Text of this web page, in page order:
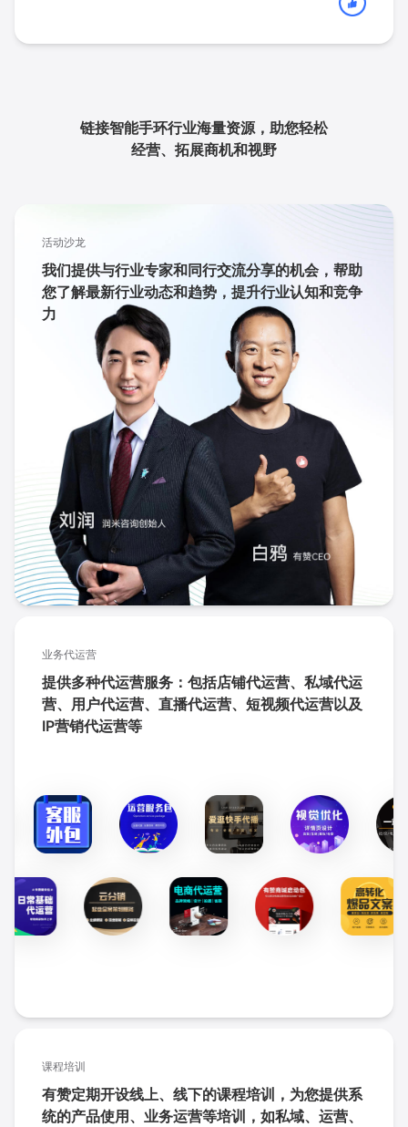
链接智能手环行业海量资源，助您轻松
经营、拓展商机和视野
活动沙龙
我们提供与行业专家和同行交流分享的机会，帮助
您了解最新行业动态和趋势，提升行业认知和竞争
力
业务代运营
提供多种代运营服务：包括店铺代运营、私域代运
营、用户代运营、直播代运营、短视频代运营以及
IP营销代运营等
课程培训
有赞定期开设线上、线下的课程培训，为您提供系
统的产品使用、业务运营等培训，如私域、运营、